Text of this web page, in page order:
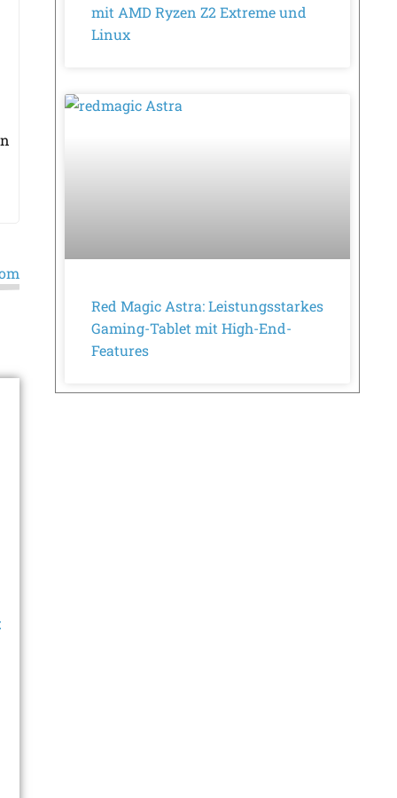
mit AMD Ryzen Z2 Extreme und
Linux
Red Magic Astra: Leistungsstarkes
Gaming-Tablet mit High-End-
Features